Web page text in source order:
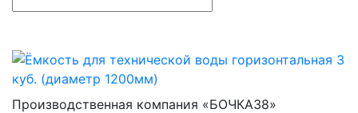
Производственная компания «БОЧКА38»